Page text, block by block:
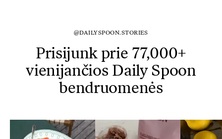
@DAILYSPOON.STORIES
Prisijunk prie 77,000+
vienijančios Daily Spoon
bendruomenės